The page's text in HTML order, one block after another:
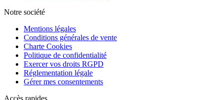
Notre société
Mentions légales
Conditions générales de vente
Charte Cookies
Politique de confidentialité
Exercer vos droits RGPD
Réglementation légale
Gérer mes consentements
Accès rapides